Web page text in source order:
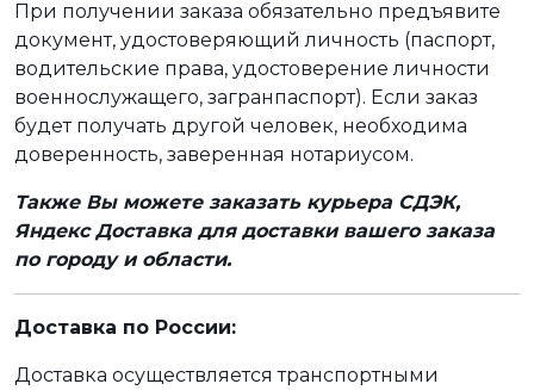
При получении заказа обязательно предъявите
документ, удостоверяющий личность (паспорт,
водительские права, удостоверение личности
военнослужащего, загранпаспорт). Если заказ
будет получать другой человек, необходима
доверенность, заверенная нотариусом.
Также Вы можете заказать курьера СДЭК,
Яндекс Доставка для доставки вашего заказа
по городу и области.
Доставка по России:
Доставка осуществляется транспортными